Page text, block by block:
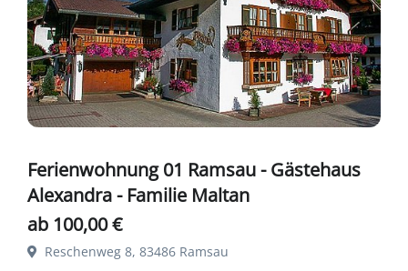
Ferienwohnung 01 Ramsau - Gästehaus
Alexandra - Familie Maltan
ab 100,00 €
Reschenweg 8, 83486 Ramsau